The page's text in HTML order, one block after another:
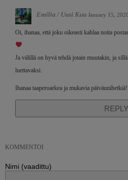
Emilia / Uusi Kuu January 15,
Oi, ihanaa, että joku oikeasti kahlaa noita
Ja välillä on hyvä tehdä jotain muutakin, ja
luettavaksi.
Ihanaa taaperoarkea ja mukavia päiväunihetkiä!
REPLY
KOMMENTOI
Nimi (vaadittu)